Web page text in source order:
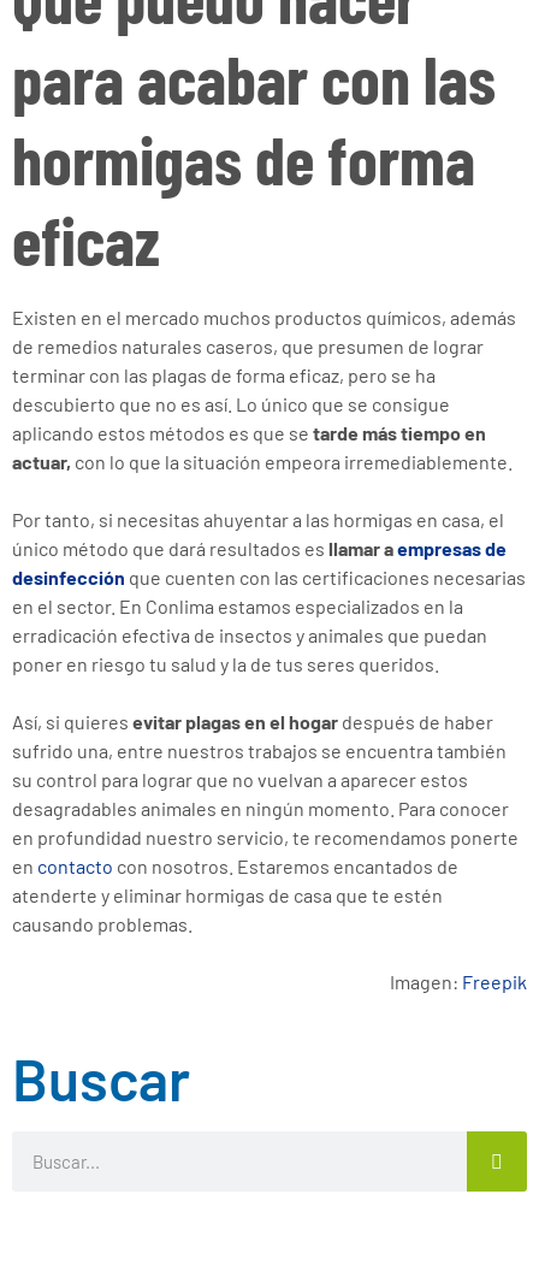
para acabar con las
hormigas de forma
eficaz
Existen en el mercado muchos productos químicos, además
de remedios naturales caseros, que presumen de lograr
terminar con las plagas de forma eficaz, pero se ha
descubierto que no es así. Lo único que se consigue
aplicando estos métodos es que se tarde más tiempo en
actuar, con lo que la situación empeora irremediablemente.
Por tanto, si necesitas ahuyentar a las hormigas en casa, el
único método que dará resultados es llamar aempresas de
desinfección que cuenten con las certificaciones necesarias
en el sector. En Conlima estamos especializados en la
erradicación efectiva de insectos y animales que puedan
poner en riesgo tu salud y la de tus seres queridos.
Así, si quieres evitar plagas en el hogar después de haber
sufrido una, entre nuestros trabajos se encuentra también
su control para lograr que no vuelvan a aparecer estos
desagradables animales en ningún momento. Para conocer
en profundidad nuestro servicio, te recomendamos ponerte
en contacto con nosotros. Estaremos encantados de
atenderte y eliminar hormigas de casa que te estén
causando problemas.
Imagen: Freepik
Buscar